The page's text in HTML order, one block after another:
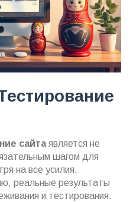
сайтаявляется не
шагом для
на все усилия,
реальные результаты
и тестирования.